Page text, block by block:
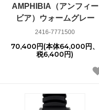
AMPHIBIA（アンフィー
ビア）ウォームグレー
2416-7771500
70,400円(本体64,000円、
税6,400円)